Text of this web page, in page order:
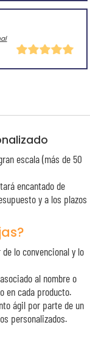
escala (más de 50
encantado de
y a los plazos
lo convencional y lo
al nombre o
en cada producto.
ágil por parte de un
personalizados.